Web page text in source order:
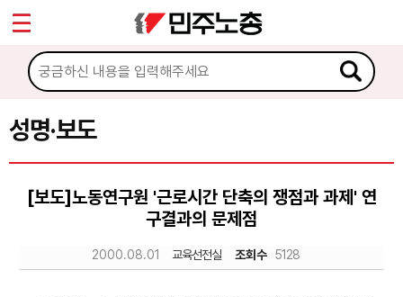
성명·보도
[보도]노동연구원 '근로시간 단축의 쟁점과 과제' 연
구결과의 문제점
2000.08.01 교육선전실 조회수 5128
마이페이지
소개
소식
공지사항
성명·보도
Sketchbook5, 스케치북5
Sketchbook5, 스케치북5